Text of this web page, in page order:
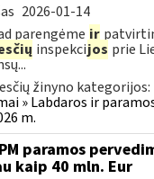
2026-01-14
parengėme ir
inspekcijos prie
žinyno kategorijos:
» Labdaros ir
m.
paramos
kaip 40 mln. Eur